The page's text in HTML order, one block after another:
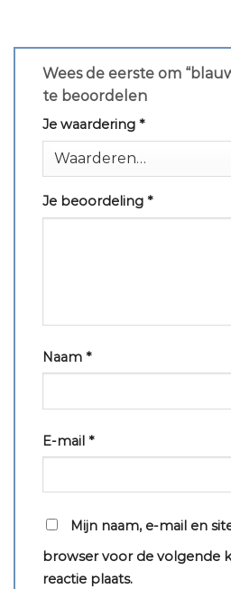
Wees de eerste om
te beoordelen
Je waardering *
Je beoordeling *
Naam *
E-mail *
Mijn naam, e-mail en
browser voor de volgende
reactie plaats.